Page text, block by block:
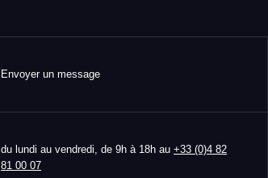
Envoyer un message
du lundi au vendredi, de 9h à 18h au +33 (0)4 82
81 00 07